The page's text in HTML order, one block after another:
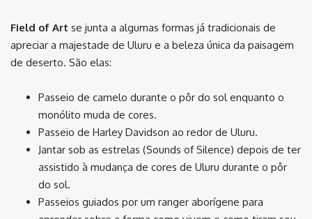
Field of Art se junta a algumas formas já tradicionais de
apreciar a majestade de Uluru e a beleza única da paisagem
de deserto. São elas:
Passeio de camelo durante o pôr do sol enquanto o
monólito muda de cores.
Passeio de Harley Davidson ao redor de Uluru.
Jantar sob as estrelas (Sounds of Silence) depois de ter
assistido à mudança de cores de Uluru durante o pôr
do sol.
Passeios guiados por um ranger aborígene para